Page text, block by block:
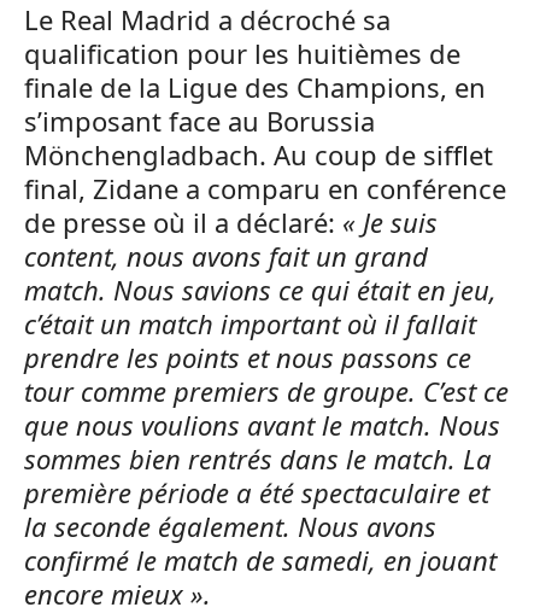
Le Real Madrid a décroché sa
qualification pour les huitièmes de
finale de la Ligue des Champions, en
s’imposant face au Borussia
Mönchengladbach. Au coup de sifflet
final, Zidane a comparu en conférence
de presse où il a déclaré: « Je suis
content, nous avons fait un grand
match. Nous savions ce qui était en jeu,
c’était un match important où il fallait
prendre les points et nous passons ce
tour comme premiers de groupe. C’est ce
que nous voulions avant le match. Nous
sommes bien rentrés dans le match. La
première période a été spectaculaire et
la seconde également. Nous avons
confirmé le match de samedi, en jouant
encore mieux ».